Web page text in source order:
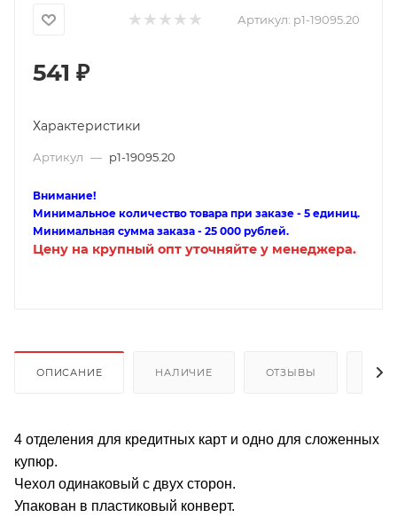
Артикул: p1-19095.20
541 ₽
Характеристики
Артикул — p1-19095.20
Внимание!
Минимальное количество товара при заказе - 5 единиц.
Минимальная сумма заказа - 25 000 рублей.
Цену на крупный опт уточняйте у менеджера.
ОПИСАНИЕ НАЛИЧИЕ ОТЗЫВЫ
4 отделения для кредитных карт и одно для сложенных
купюр.
Чехол одинаковый с двух сторон.
Упакован в пластиковый конверт.